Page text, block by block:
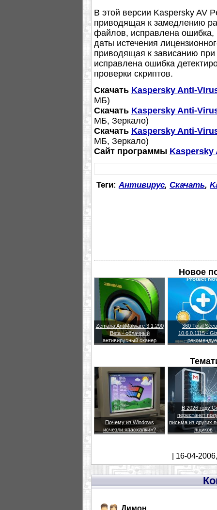
В этой версии Kaspersky AV
приводящая к замедлению
файлов, исправлена ошибка,
даты истечения
приводящая к зависанию при
исправлена ошибка
проверки скриптов.
Скачать Kaspersky Anti-
МБ)
Скачать Kaspersky Anti-
МБ, Зеркало)
Скачать Kaspersky Anti-
МБ, Зеркало)
Сайт программы Kaspersky
Теги: Антивирус, Скачать,
Новое
Zemana AntiMalware 3.1.290
Beta - облачный
антивирусный сканер
360 Total
10.6.0.1115 -
Почему из Windows
исчезли «пасхалки»?
В 2026 году
перестанет
письма из других
ящиков
| 16-04-
Димон